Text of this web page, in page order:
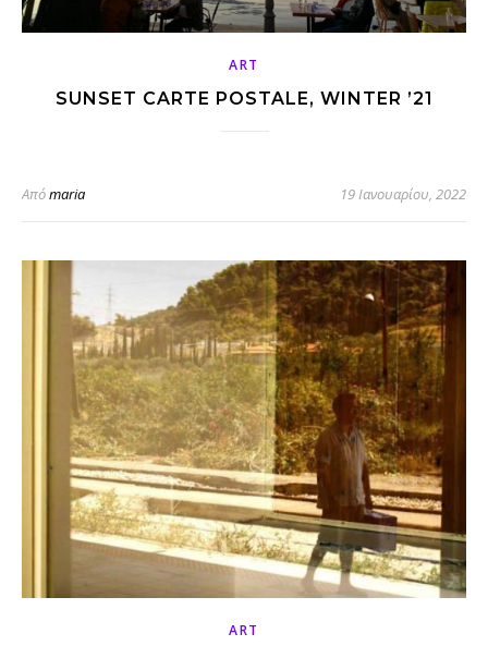
ART
SUNSET CARTE POSTALE, WINTER ’21
Απόmaria 19 Ιανουαρίου, 2022
ART